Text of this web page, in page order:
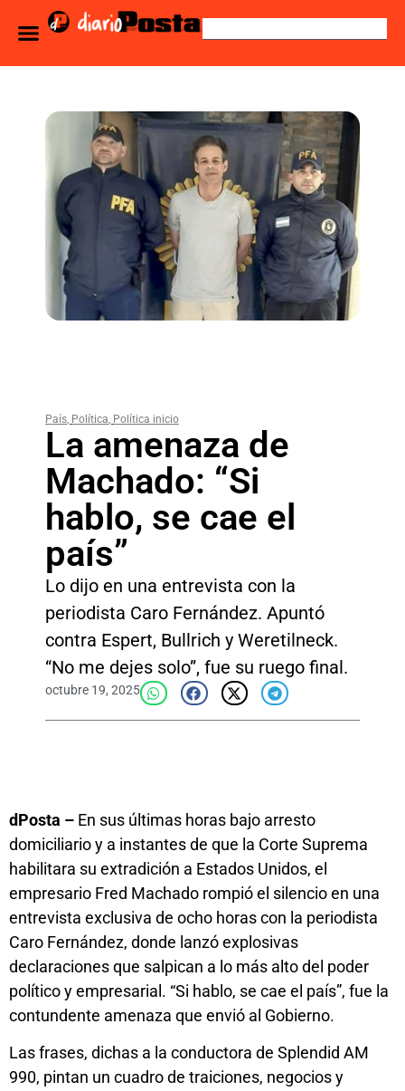
País, Política, Política inicio
La amenaza de
Machado: “Si
hablo, se cae el
país”
Lo dijo en una entrevista con la
periodista Caro Fernández. Apuntó
contra Espert, Bullrich y Weretilneck.
“No me dejes solo”, fue su ruego final.
octubre 19, 2025
dPosta – En sus últimas horas bajo arresto
domiciliario y a instantes de que la Corte Suprema
habilitara su extradición a Estados Unidos, el
empresario Fred Machado rompió el silencio en una
entrevista exclusiva de ocho horas con la periodista
Caro Fernández, donde lanzó explosivas
declaraciones que salpican a lo más alto del poder
político y empresarial. “Si hablo, se cae el país”, fue la
contundente amenaza que envió al Gobierno.
Las frases, dichas a la conductora de Splendid AM
990, pintan un cuadro de traiciones, negocios y